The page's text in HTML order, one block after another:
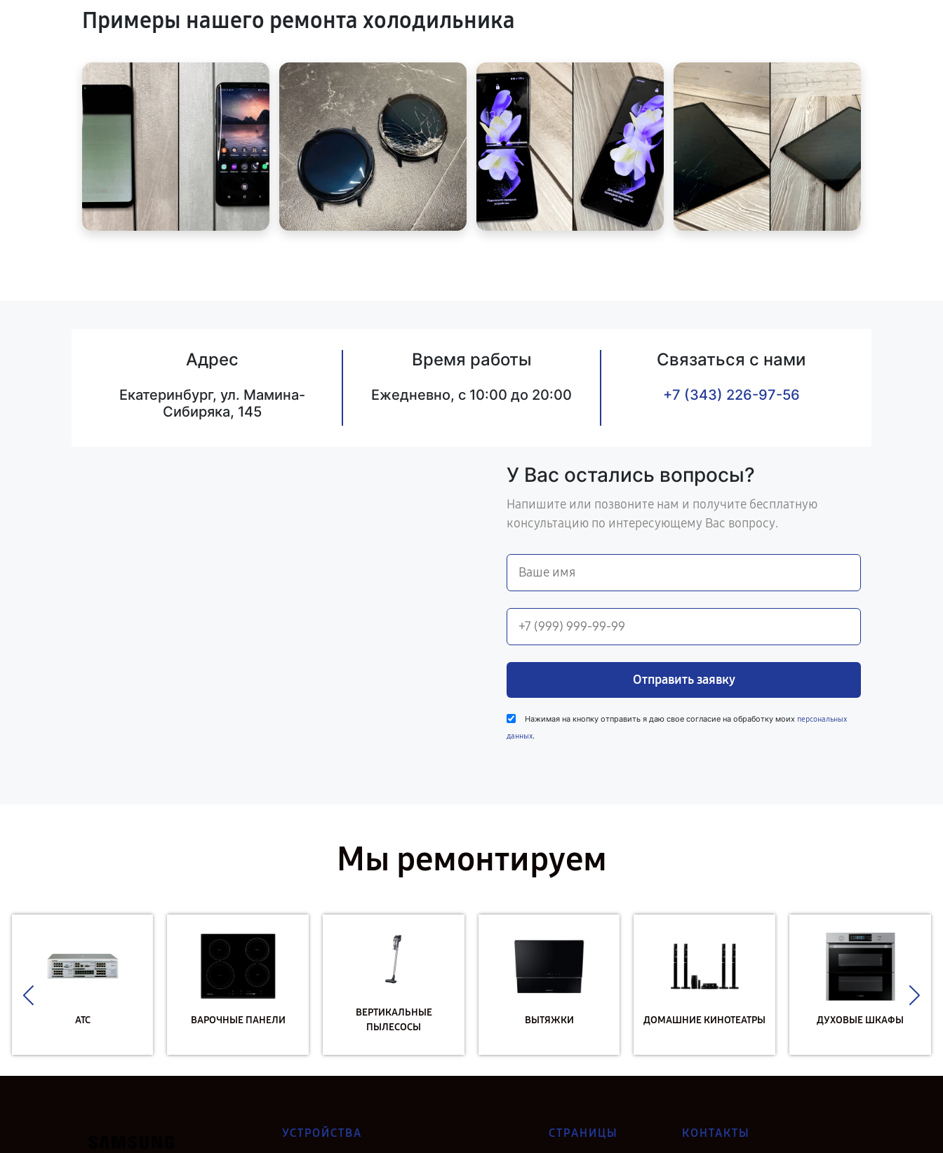
Примеры нашего ремонта холодильника
Адрес
Екатеринбург, ул. Мамина-
Сибиряка, 145
Время работы
Ежедневно, с 10:00 до 20:00
Связаться с нами
+7 (343) 226-97-56
У Вас остались вопросы?
Напишите или позвоните нам и получите бесплатную
консультацию по интересующему Вас вопросу.
Отправить заявку
Нажимая на кнопку отправить я даю свое согласие на обработку моих персональных
данных.
Мы ремонтируем
АТС ВАРОЧНЫЕ ПАНЕЛИ
ВЕРТИКАЛЬНЫЕ
ПЫЛЕСОСЫ
ВЫТЯЖКИ ДОМАШНИЕ КИНОТЕАТРЫ ДУХОВЫЕ ШКАФЫ
УСТРОЙСТВА СТРАНИЦЫ КОНТАКТЫ